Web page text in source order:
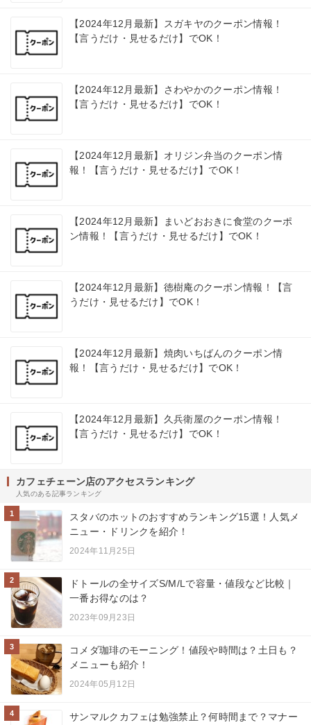
【2024年12月最新】スガキヤのクーポン情報！
【言うだけ・見せるだけ】でOK！
【2024年12月最新】さわやかのクーポン情報！
【言うだけ・見せるだけ】でOK！
【2024年12月最新】オリジン弁当のクーポン情
報！【言うだけ・見せるだけ】でOK！
【2024年12月最新】まいどおおきに食堂のクーポ
ン情報！【言うだけ・見せるだけ】でOK！
【2024年12月最新】徳樹庵のクーポン情報！【言
うだけ・見せるだけ】でOK！
【2024年12月最新】焼肉いちばんのクーポン情
報！【言うだけ・見せるだけ】でOK！
【2024年12月最新】久兵衛屋のクーポン情報！
【言うだけ・見せるだけ】でOK！
カフェチェーン店のアクセスランキング
人気のある記事ランキング
1
スタバのホットのおすすめランキング15選！人気メ
ニュー・ドリンクを紹介！
2024年11月25日
2
ドトールの全サイズS/M/Lで容量・値段など比較｜
一番お得なのは？
2023年09月23日
3
コメダ珈琲のモーニング！値段や時間は？土日も？
メニューも紹介！
2024年05月12日
4
サンマルクカフェは勉強禁止？何時間まで？マナー